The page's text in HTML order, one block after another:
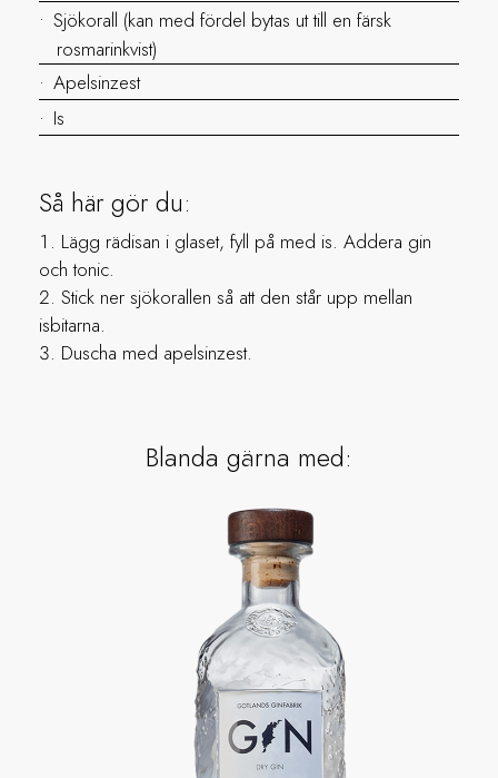
Blanda gärna med:
Sjökorall (kan med fördel bytas ut till en färsk
rosmarinkvist)
Apelsinzest
Is
Så här gör du:
Lägg rädisan i glaset, fyll på med is. Addera gin
och tonic.
Stick ner sjökorallen så att den står upp mellan
isbitarna.
Duscha med apelsinzest.